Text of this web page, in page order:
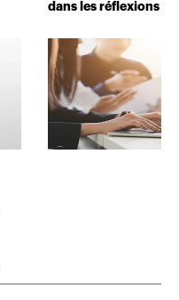
dans les réflexions de